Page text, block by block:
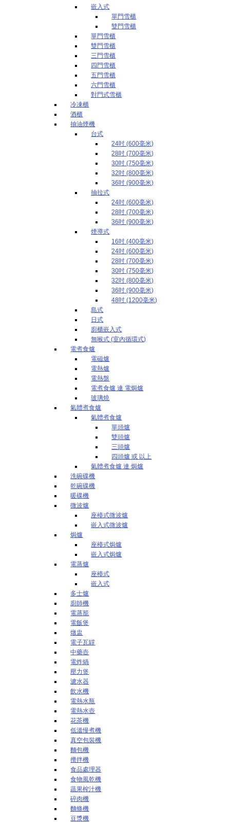
嵌入式
單門雪櫃
雙門雪櫃
單門雪櫃
雙門雪櫃
三門雪櫃
四門雪櫃
五門雪櫃
六門雪櫃
對門式雪櫃
冷凍櫃
酒櫃
抽油煙機
台式
24吋 (600毫米)
28吋 (700毫米)
30吋 (750毫米)
32吋 (800毫米)
36吋 (900毫米)
抽拉式
24吋 (600毫米)
28吋 (700毫米)
36吋 (900毫米)
煙導式
16吋 (400毫米)
24吋 (600毫米)
28吋 (700毫米)
30吋 (750毫米)
32吋 (800毫米)
36吋 (900毫米)
48吋 (1200毫米)
島式
日式
廚櫃嵌入式
無喉式 (室內循環式)
電煮食爐
電磁爐
電熱爐
電熱盤
電煮食爐 連 電焗爐
玻璃燒
氣體煮食爐
氣體煮食爐
單頭爐
雙頭爐
三頭爐
四頭爐 或 以上
氣體煮食爐 連 焗爐
洗碗碟機
乾碗碟機
暖碟機
微波爐
座檯式微波爐
嵌入式微波爐
焗爐
座檯式焗爐
嵌入式焗爐
電蒸爐
座檯式
嵌入式
多士爐
廚師機
電蒸籠
電飯煲
燉盅
電子瓦罉
中藥壺
電炸煱
壓力煲
濾水器
飲水機
電熱水瓶
電熱水壺
花茶機
低溫慢煮機
真空包裝機
麵包機
攪拌機
食品處理器
食物風乾機
蔬果榨汁機
碎肉機
麵條機
豆漿機